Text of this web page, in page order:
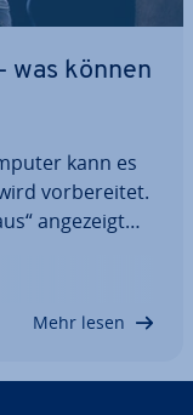
was können
kann es
vor­be­rei­tet.
angezeigt
kann. Wenn
Mehr lesen